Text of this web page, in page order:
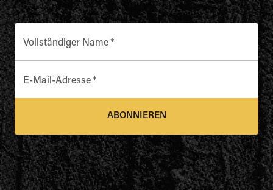
Vollständiger Name*
E-Mail-Adresse*
ABONNIEREN